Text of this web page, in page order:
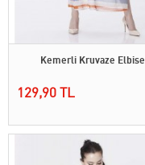
Kemerli Kruvaze Elbise
129,90 TL